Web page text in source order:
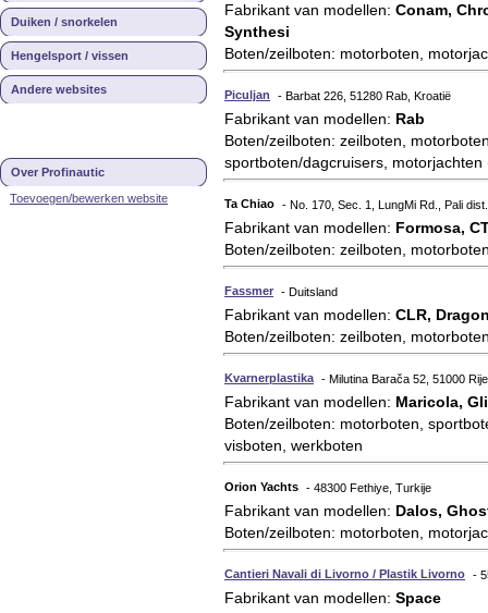
Duiken / snorkelen
Hengelsport / vissen
Andere websites
Over Profinautic
Toevoegen/bewerken website
Fabrikant van modellen: Conam,
Synthesi
Boten/zeilboten: motorboten,
Piculjan - Barbat 226, 51280 Rab, Kroatië
Fabrikant van modellen: Rab
Boten/zeilboten: zeilboten,
sportboten/dagcruisers, motorjachten
Ta Chiao - No. 170, Sec. 1, LungMi Rd., Pali
Fabrikant van modellen: Formosa,
Boten/zeilboten: zeilboten,
Fassmer - Duitsland
Fabrikant van modellen: CLR,
Boten/zeilboten: zeilboten,
Kvarnerplastika - Milutina Barača 52, 51000
Fabrikant van modellen: Maricola,
Boten/zeilboten: motorboten,
visboten, werkboten
Orion Yachts - 48300 Fethiye, Turkije
Fabrikant van modellen: Dalos,
Boten/zeilboten: motorboten,
Cantieri Navali di Livorno / Plastik Livorno -
Fabrikant van modellen: Space